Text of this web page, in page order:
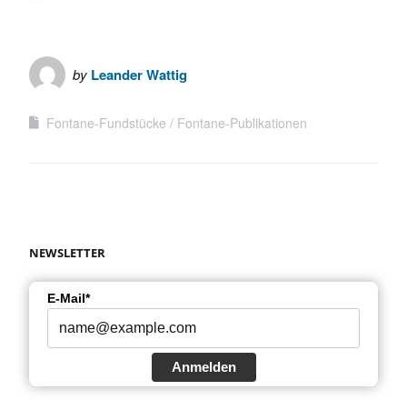
by Leander Wattig
Fontane-Fundstücke Fontane-Publikationen
NEWSLETTER
E-Mail*
Anmelden